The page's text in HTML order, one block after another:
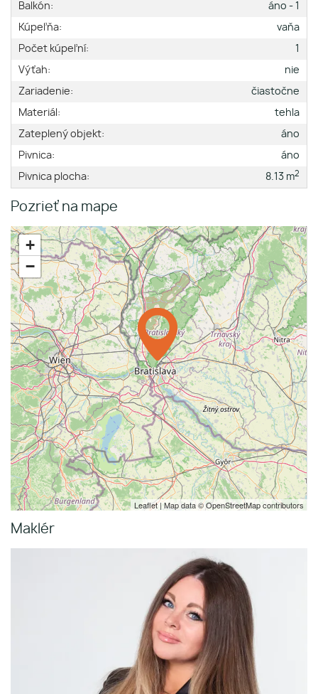
Balkón:
áno - 1
Kúpeľňa:
vaňa
Počet kúpeľní:
1
Výťah:
nie
Zariadenie:
čiastočne
Materiál:
tehla
Zateplený objekt:
áno
Pivnica:
áno
Pivnica plocha:
8.13 m2
Pozrieť na mape
+
−
Leaflet| Map data ©OpenStreetMapcontributors
Maklér